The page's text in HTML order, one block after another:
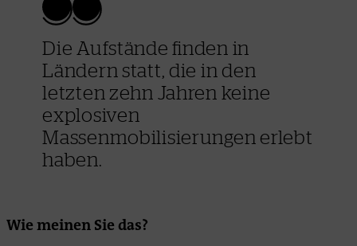
Die Aufstände finden in
Ländern statt, die in den
letzten zehn Jahren keine
explosiven
Massenmobilisierungen erlebt
haben.
Wie meinen Sie das?